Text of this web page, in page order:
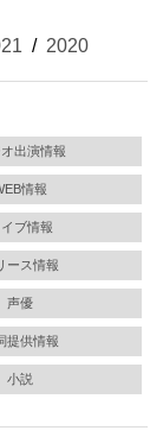
/ 2020
出演情報
情報
ブ情報
ース情報
声優
提供情報
小説